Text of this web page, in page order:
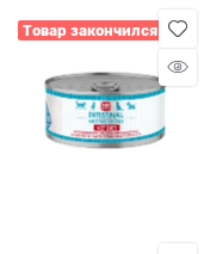
Товар закончился